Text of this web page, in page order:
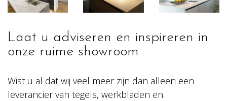
Laat u adviseren en inspireren in
onze ruime showroom
Wist u al dat wij veel meer zijn dan alleen een
leverancier van tegels, werkbladen en